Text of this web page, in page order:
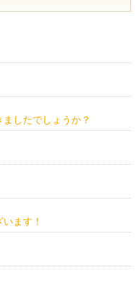
したでしょうか？
ます！